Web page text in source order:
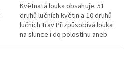
Květnatá louka obsahuje: 51
druhů lučních květin a 10 druhů
lučních trav Přizpůsobivá louka
na slunce i do polostínu aneb
Jak dříve z úhoru vznikala louka